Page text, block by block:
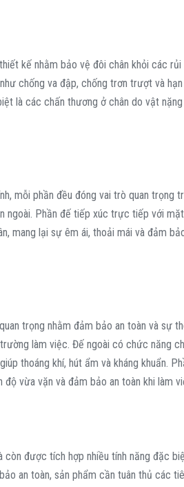
kế nhằm bảo vệ đôi chân khỏi các
chống va đập, chống trơn trượt và
là các chấn thương ở chân do vật
mỗi phần đều đóng vai trò quan
Phần đế tiếp xúc trực tiếp với
mang lại sự êm ái, thoải mái và đảm
trọng nhằm đảm bảo an toàn và sự
làm việc. Đế ngoài có chức năng
thoáng khí, hút ẩm và kháng khuẩn.
vừa vặn và đảm bảo an toàn khi làm
được tích hợp nhiều tính năng đặc
an toàn, sản phẩm cần tuân thủ các